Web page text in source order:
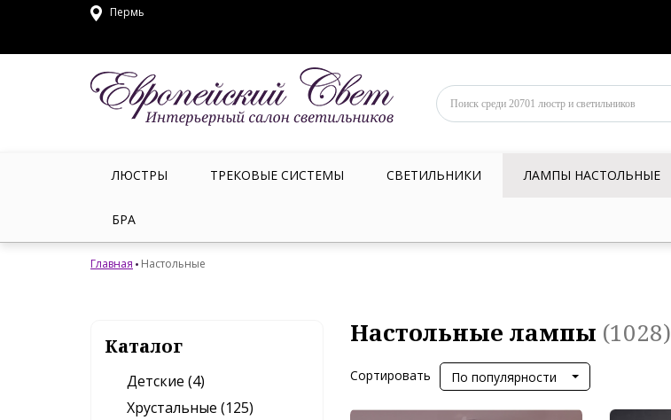
Пермь
ЛЮСТРЫ ТРЕКОВЫЕ СИСТЕМЫ СВЕТИЛЬНИКИ ЛАМПЫ НАСТОЛЬНЫЕ
БРА
Главная Настольные
Каталог
Детские (4)
Хрустальные (125)
Настольные лампы (1028)
Сортировать По популярности